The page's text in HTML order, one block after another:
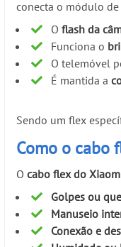
conecta o módulo de
Oflash da
Funciona o
O telemóvel
É mantida a
Sendo um flex
Como o cabo
Ocabo flex do
Golpes ou
Manuseio
Conexão e